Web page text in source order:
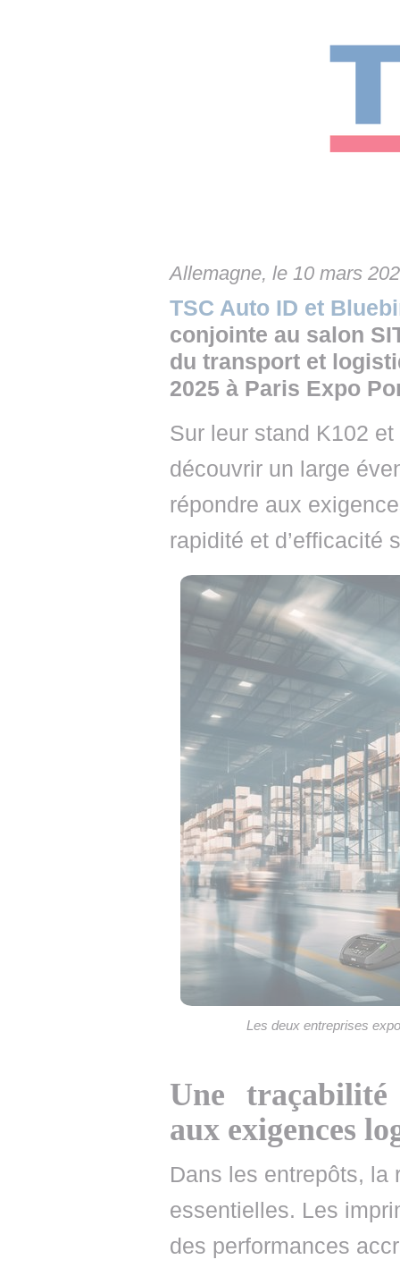
•
👉
Allemagne, le 10 mars
TSC Auto ID et
conjointe au salon
du transport et
2025 à Paris Expo
Sur leur stand K102
découvrir un large
répondre aux
rapidité et d’efficacité
Les deux entreprises
Une
aux exigences
Dans les entrepôts, la
essentielles. Les
des performances